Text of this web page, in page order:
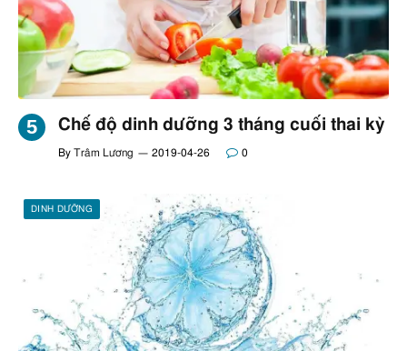
Chế độ dinh dưỡng 3 tháng cuối thai kỳ
By Trâm Lương 2019-04-26 0
DINH DƯỠNG